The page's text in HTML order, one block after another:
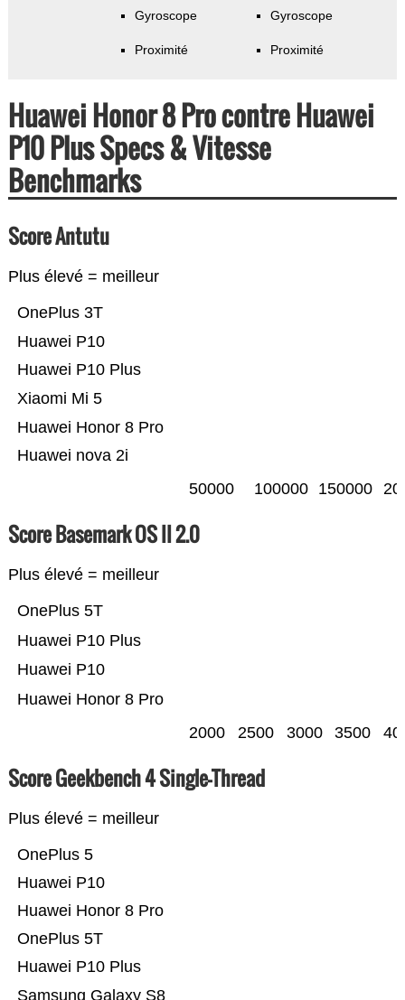
Gyroscope
Proximité
Gyroscope
Proximité
Huawei Honor 8 Pro contre Huawei
P10 Plus Specs & Vitesse
Benchmarks
Score Antutu
Plus élevé = meilleur
Huawei nova 2i
Huawei Honor 8 Pro
Xiaomi Mi 5
Huawei P10 Plus
Huawei P10
OnePlus 3T
50000 100000 150000
Score Basemark OS II 2.0
Plus élevé = meilleur
Huawei Honor 8 Pro
Huawei P10
Huawei P10 Plus
OnePlus 5T
2000 2500 3000 3500
Score Geekbench 4 Single-Thread
Plus élevé = meilleur
Samsung Galaxy S8
Huawei P10 Plus
OnePlus 5T
Huawei Honor 8 Pro
Huawei P10
OnePlus 5